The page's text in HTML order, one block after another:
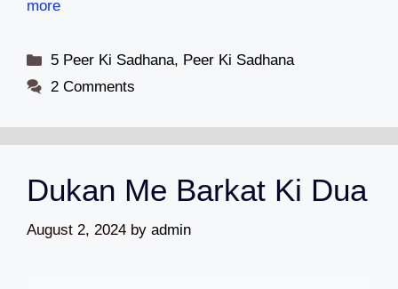
more
Categories
5 Peer Ki Sadhana, Peer Ki Sadhana
2 Comments
Dukan Me Barkat Ki Dua
August 2, 2024 by admin